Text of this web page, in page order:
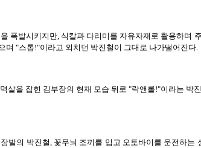
폭발시키지만, 식칼과 다리미를 자유자재로 활용하며
며 "스톱!"이라고 외치던 박진철이 그대로 나가떨어진다.
을 잡힌 김부장의 현재 모습 뒤로 "락앤롤!"이라는
발의 박진철, 꽃무늬 조끼를 입고 오토바이를 운전하